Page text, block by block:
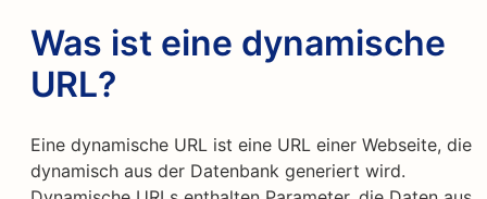
Was ist eine dynamische
URL?
Eine dynamische URL ist eine URL einer Webseite, die
dynamisch aus der Datenbank generiert wird.